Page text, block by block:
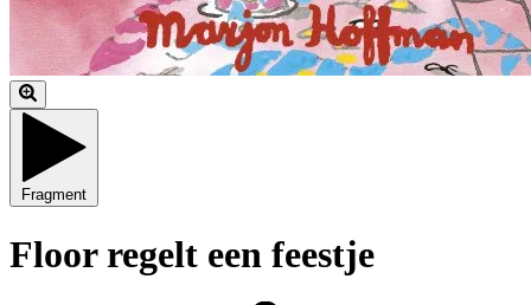
Fragment
Floor regelt een feestje